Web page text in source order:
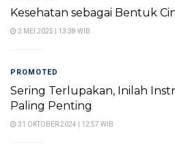
Kesehatan sebagai Bentuk
2 MEI 2025 | 13:38 WIB
PROMOTED
Sering Terlupakan, Inilah
Paling Penting
31 OKTOBER 2024 | 12:57 WIB